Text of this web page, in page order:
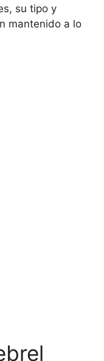
su tipo y
mantenido a lo